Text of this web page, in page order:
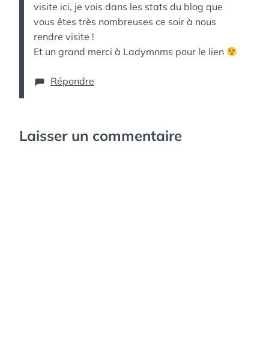
visite ici, je vois dans les stats du blog que
vous êtes très nombreuses ce soir à nous
rendre visite !
Et un grand merci à Ladymnms pour le lien
Répondre
Laisser un commentaire